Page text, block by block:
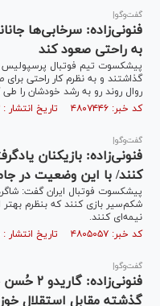
گفت‌وگو|
فنونی‌زاده: سرخابی‌ها
به راحتی صعود کند
پیشکسوت تیم فوتبال پرسپولیس
گذاشتند و به نظرم کار راحتی
روال روند رو به رشد خودشان را طی
کد خبر: ۴۸۰۷۴۴۶ تاریخ انتشار : ۱۴۰۳/۰۹/۱۳
گفت‌وگو|
فنونی‌زاده: بازیکنان
کنند/ با این وضعیت در
پیشکسوت فوتبال ایران گفت:
نیمه‌ای کنند.
کد خبر: ۴۸۰۵۰۵۷ تاریخ انتشار : ۱۴۰۳/۰۸/۳۰
گفت‌وگو|
گذشته مقابل استقلال